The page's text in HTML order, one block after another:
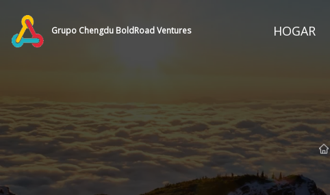
Grupo Chengdu BoldRoad Ventures HOGAR